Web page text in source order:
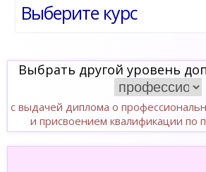
Выберите курс
Выбрать другой уровень
с выдачей диплома о
и присвоением квалификации по